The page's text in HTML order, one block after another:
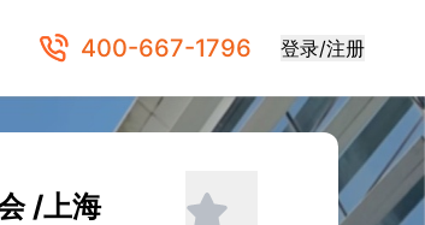
400-667-1796 登录/注册
/上海